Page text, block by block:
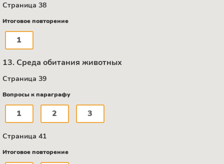
Страница 38
Итоговое повторение
1
13. Среда обитания животных
Страница 39
Вопросы к параграфу
1 2 3
Страница 41
Итоговое повторение